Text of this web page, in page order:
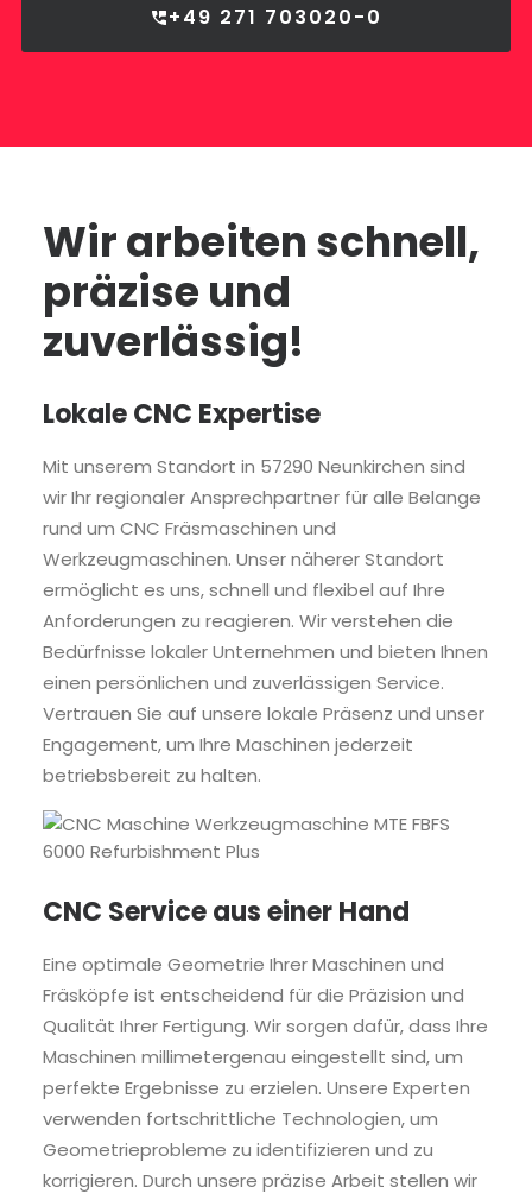
+49 271 703020-0
Wir arbeiten schnell,
präzise und
zuverlässig!
Lokale CNC Expertise
Mit unserem Standort in 57290 Neunkirchen sind
wir Ihr regionaler Ansprechpartner für alle Belange
rund um CNC Fräsmaschinen und
Werkzeugmaschinen. Unser näherer Standort
ermöglicht es uns, schnell und flexibel auf Ihre
Anforderungen zu reagieren. Wir verstehen die
Bedürfnisse lokaler Unternehmen und bieten Ihnen
einen persönlichen und zuverlässigen Service.
Vertrauen Sie auf unsere lokale Präsenz und unser
Engagement, um Ihre Maschinen jederzeit
betriebsbereit zu halten.
CNC Service aus einer Hand
Eine optimale Geometrie Ihrer Maschinen und
Fräsköpfe ist entscheidend für die Präzision und
Qualität Ihrer Fertigung. Wir sorgen dafür, dass Ihre
Maschinen millimetergenau eingestellt sind, um
perfekte Ergebnisse zu erzielen. Unsere Experten
verwenden fortschrittliche Technologien, um
Geometrieprobleme zu identifizieren und zu
korrigieren. Durch unsere präzise Arbeit stellen wir